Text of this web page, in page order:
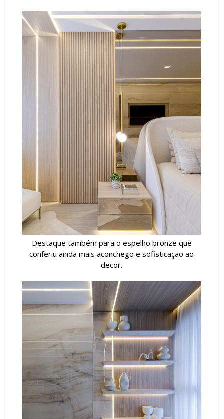
Destaque também para o espelho bronze que
conferiu ainda mais aconchego e sofisticação ao
decor.